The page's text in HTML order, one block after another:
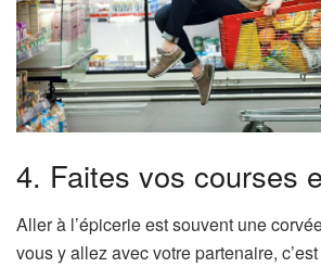
4. Faites vos courses
Aller à l’épicerie est souvent une
vous y allez avec votre partenaire,